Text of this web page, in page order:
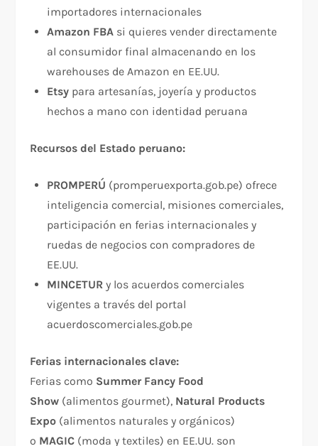
importadores internacionales
Amazon FBA si quieres vender directamente
al consumidor final almacenando en los
warehouses de Amazon en EE.UU.
Etsy para artesanías, joyería y productos
hechos a mano con identidad peruana
Recursos del Estado peruano:
PROMPERÚ (promperuexporta.gob.pe) ofrece
inteligencia comercial, misiones comerciales,
participación en ferias internacionales y
ruedas de negocios con compradores de
EE.UU.
MINCETUR y los acuerdos comerciales
vigentes a través del portal
acuerdoscomerciales.gob.pe
Ferias internacionales clave:
Ferias como Summer Fancy Food
Show (alimentos gourmet), Natural Products
Expo (alimentos naturales y orgánicos)
o MAGIC (moda y textiles) en EE.UU. son